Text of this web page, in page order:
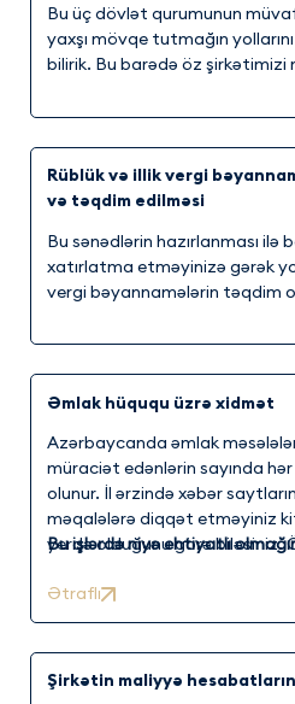
Bu üç dövlət qurumunun
yaxşı mövqe tutmağın
bilirik. Bu barədə öz şirkətimizi
Rüblük və illik vergi
və təqdim edilməsi
Bu sənədlərin hazırlanması ilə
xatırlatma etməyinizə gərək
vergi bəyannamələrin təqdim
Əmlak hüququ üzrə xidmət
Azərbaycanda əmlak
müraciət edənlərin sayında
olunur. İl ərzində xəbər
məqalələrə diqqət etməyiniz
yerdə olduğunu görə biləsiniz.
görmək istəmirsinizsə
etməyinizi tövsiyə görürük. Biz
çəkməyinizi istəmirik. Əmlakın
torpaq sahələrinin təyinatının
Bu işlərdə niyə ehtiyatlı
Ətraflı
Şirkətin maliyyə